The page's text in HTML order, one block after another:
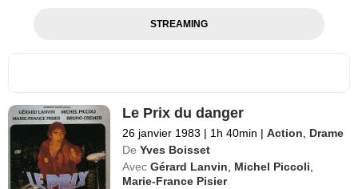
STREAMING
Le Prix du danger
26 janvier 1983 | 1h 40min | Action
Drame
De Yves Boisset
Avec Gérard Lanvin Michel Piccoli
Marie-France Pisier